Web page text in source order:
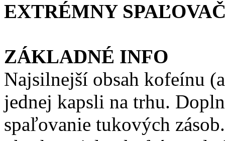
EXTRÉMNY
ZÁKLADNÉ INFO
Najsilnejší obsah kofeínu
jednej kapsli na trhu.
spaľovanie tukových